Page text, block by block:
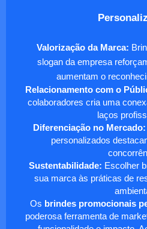
Valorização da Marca:
slogan da empresa
aumentam o
Relacionamento com o
colaboradores cria uma
laços
Diferenciação no Mercado:
personalizados
Sustentabilidade: Escolher
sua marca às práticas de
Os brindes promocionais
poderosa ferramenta de